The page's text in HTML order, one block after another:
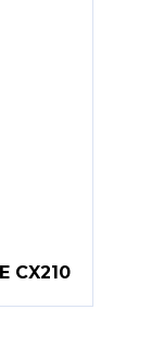
CX210